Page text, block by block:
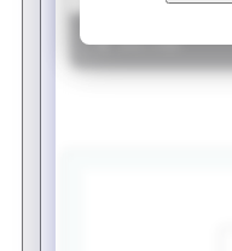
جزئیات بیشتر